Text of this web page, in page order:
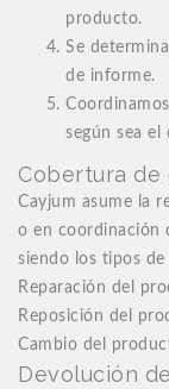
producto.
Se
de informe.
según sea el
Cobertura de
Cayjum asume la
o en coordinación
siendo los tipos de
Reparación del
Reposición del
Cambio del
Devolución